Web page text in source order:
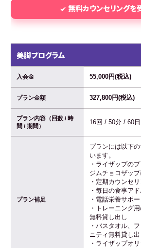
無料カウンセリングを
美脚プログラム
入会金 55,000円(税込)
プラン金額 327,800円(税込)
プラン内容（回数 / 時
間 / 期間）
16回 / 50分 / 60日
プラン補足
プランには以下
います。
・ライザップの
ジムチョコザッ
・定期カウンセ
・毎日の食事ア
・電話栄養サポ
・トレーニング
無料貸し出し
・バスタオル、
ニティ無料貸し出
・ライザップオ